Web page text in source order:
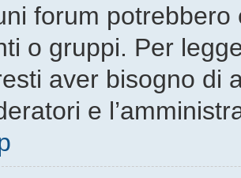
forum
o gruppi. Per
aver bisogno di
e